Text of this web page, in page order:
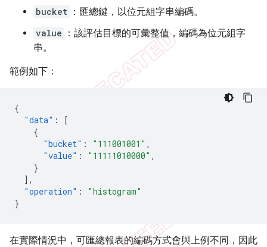
bucket ：匯總鍵，以位元組字串編碼。
value
：該評估目標的可彙整值，編碼為位元組字
串。
範例如下：
{
"data" :
[
{
"bucket" : "111001001" ,
"value" : "11111010000" ,
}
],
"operation" :
"histogram"
}
在實際情況中，可匯總報表的編碼方式會與上例不同，因此